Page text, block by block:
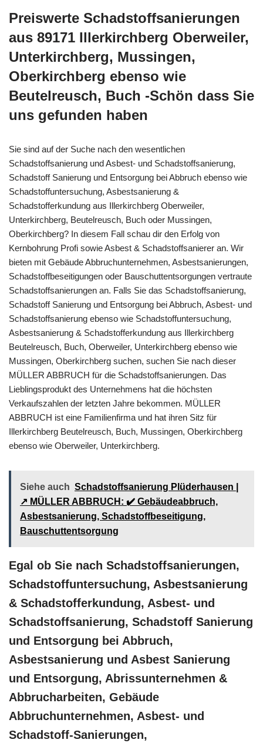
Preiswerte Schadstoffsanierungen
aus 89171 Illerkirchberg Oberweiler,
Unterkirchberg, Mussingen,
Oberkirchberg ebenso wie
Beutelreusch, Buch -Schön dass Sie
uns gefunden haben
Sie sind auf der Suche nach den wesentlichen
Schadstoffsanierung und Asbest- und Schadstoffsanierung,
Schadstoff Sanierung und Entsorgung bei Abbruch ebenso wie
Schadstoffuntersuchung, Asbestsanierung &
Schadstofferkundung aus Illerkirchberg Oberweiler,
Unterkirchberg, Beutelreusch, Buch oder Mussingen,
Oberkirchberg? In diesem Fall schau dir den Erfolg von
Kernbohrung Profi sowie Asbest & Schadstoffsanierer an. Wir
bieten mit Gebäude Abbruchunternehmen, Asbestsanierungen,
Schadstoffbeseitigungen oder Bauschuttentsorgungen vertraute
Schadstoffsanierungen an. Falls Sie das Schadstoffsanierung,
Schadstoff Sanierung und Entsorgung bei Abbruch, Asbest- und
Schadstoffsanierung ebenso wie Schadstoffuntersuchung,
Asbestsanierung & Schadstofferkundung aus Illerkirchberg
Beutelreusch, Buch, Oberweiler, Unterkirchberg ebenso wie
Mussingen, Oberkirchberg suchen, suchen Sie nach dieser
MÜLLER ABBRUCH für die Schadstoffsanierungen. Das
Lieblingsprodukt des Unternehmens hat die höchsten
Verkaufszahlen der letzten Jahre bekommen. MÜLLER
ABBRUCH ist eine Familienfirma und hat ihren Sitz für
Illerkirchberg Beutelreusch, Buch, Mussingen, Oberkirchberg
ebenso wie Oberweiler, Unterkirchberg.
Siehe auch Schadstoffsanierung Plüderhausen |
↗️ MÜLLER ABBRUCH: ✔️ Gebäudeabbruch,
Asbestsanierung, Schadstoffbeseitigung,
Bauschuttentsorgung
Egal ob Sie nach Schadstoffsanierungen,
Schadstoffuntersuchung, Asbestsanierung
& Schadstofferkundung, Asbest- und
Schadstoffsanierung, Schadstoff Sanierung
und Entsorgung bei Abbruch,
Asbestsanierung und Asbest Sanierung
und Entsorgung, Abrissunternehmen &
Abbrucharbeiten, Gebäude
Abbruchunternehmen, Asbest- und
Schadstoff-Sanierungen,